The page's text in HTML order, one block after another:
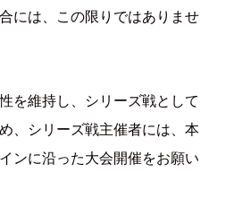
には、この限りではありませ
を維持し、シリーズ戦として
、シリーズ戦主催者には、本
ンに沿った大会開催をお願い